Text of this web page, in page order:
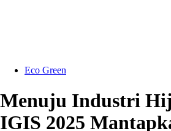
Eco Green
Menuju Industri
IGIS 2025